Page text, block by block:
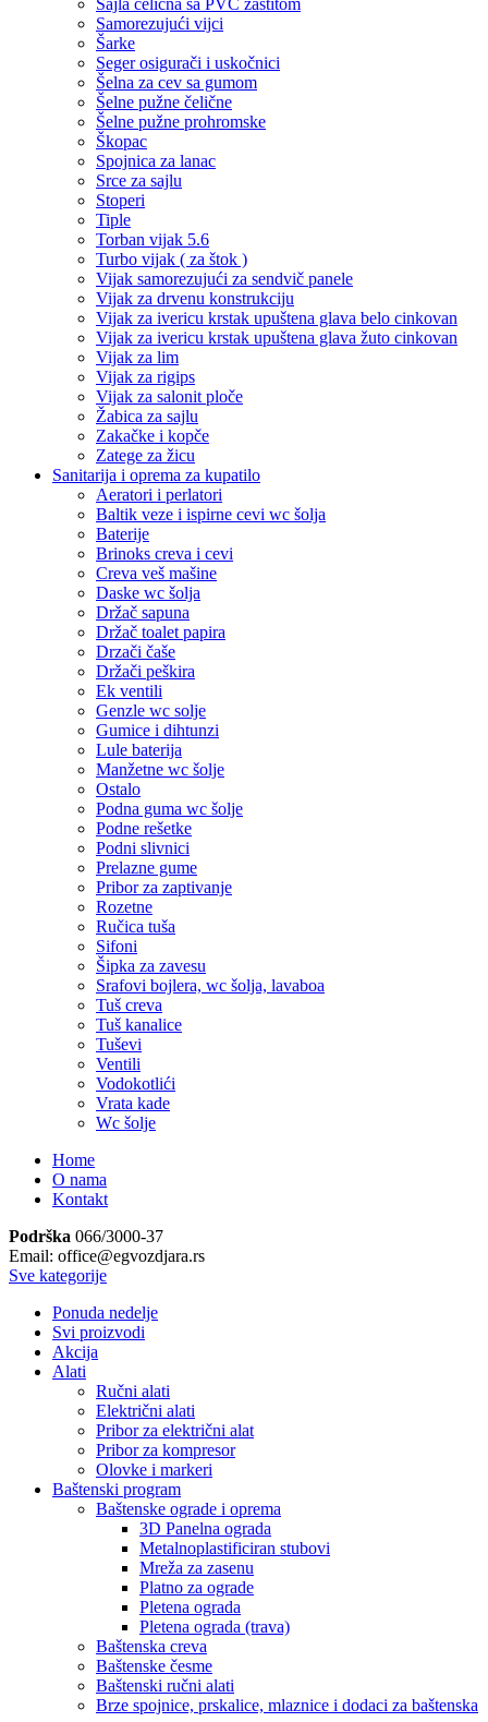
Sajla čelična sa PVC zaštitom
Samorezujući vijci
Šarke
Seger osigurači i uskočnici
Šelna za cev sa gumom
Šelne pužne čelične
Šelne pužne prohromske
Škopac
Spojnica za lanac
Srce za sajlu
Stoperi
Tiple
Torban vijak 5.6
Turbo vijak ( za štok )
Vijak samorezujući za sendvič panele
Vijak za drvenu konstrukciju
Vijak za ivericu krstak upuštena glava belo cinkovan
Vijak za ivericu krstak upuštena glava žuto cinkovan
Vijak za lim
Vijak za rigips
Vijak za salonit ploče
Žabica za sajlu
Zakačke i kopče
Zatege za žicu
Sanitarija i oprema za kupatilo
Aeratori i perlatori
Baltik veze i ispirne cevi wc šolja
Baterije
Brinoks creva i cevi
Creva veš mašine
Daske wc šolja
Držač sapuna
Držač toalet papira
Drzači čaše
Držači peškira
Ek ventili
Genzle wc solje
Gumice i dihtunzi
Lule baterija
Manžetne wc šolje
Ostalo
Podna guma wc šolje
Podne rešetke
Podni slivnici
Prelazne gume
Pribor za zaptivanje
Rozetne
Ručica tuša
Sifoni
Šipka za zavesu
Srafovi bojlera, wc šolja, lavaboa
Tuš creva
Tuš kanalice
Tuševi
Ventili
Vodokotlići
Vrata kade
Wc šolje
Home
O nama
Kontakt
Podrška 066/3000-37
Email: office@egvozdjara.rs
Sve kategorije
Ponuda nedelje
Svi proizvodi
Akcija
Alati
Ručni alati
Električni alati
Pribor za električni alat
Pribor za kompresor
Olovke i markeri
Baštenski program
Baštenske ograde i oprema
3D Panelna ograda
Metalnoplastificiran stubovi
Mreža za zasenu
Platno za ograde
Pletena ograda
Pletena ograda (trava)
Baštenska creva
Baštenske česme
Baštenski ručni alati
Brze spojnice, prskalice, mlaznice i dodaci za baštenska